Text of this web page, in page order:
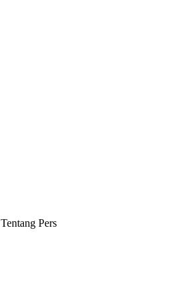
Pers